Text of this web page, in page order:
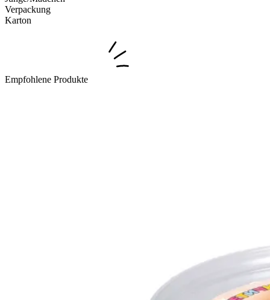
Verpackung
Karton
Empfohlene Produkte